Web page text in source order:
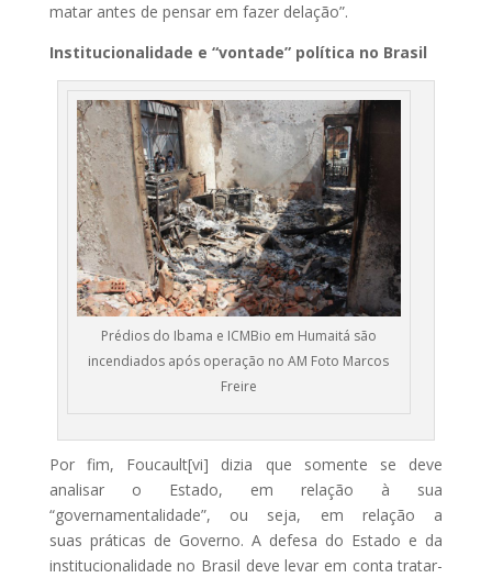
matar antes de pensar em fazer delação”.
Institucionalidade e “vontade” política no Brasil
Prédios do Ibama e ICMBio em Humaitá são
incendiados após operação no AM Foto Marcos
Freire
Por fim, Foucault[vi] dizia que somente se deve
analisar o Estado, em relação à sua
“governamentalidade”, ou seja, em relação a
suas práticas de Governo. A defesa do Estado e da
institucionalidade no Brasil deve levar em conta tratar-